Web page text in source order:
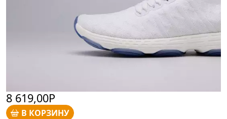
8 619,00Р
В КОРЗИНУ